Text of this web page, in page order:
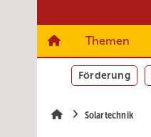
Themen
Förderung
Solartechnik